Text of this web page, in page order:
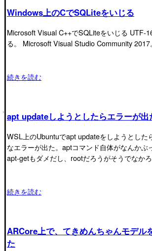
Windows上のCでSQLiteをいじる
Microsoft Visual C++でSQLiteをいじる UTF-
る。 Microsoft Visual Studio Community
続きを読む
apt updateしようとしたらエラーが出
WSL上のUbuntuでapt updateをしようとした
なエラーが出た。aptコマンド自体がなんかぶ
apt-getもダメだし、rootだろうがそうでなか
続きを読む
ARCore上で、てきめんちゃんモデル
た